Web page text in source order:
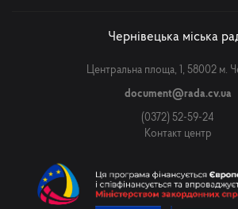
Чернівецька міська
Центральна площа, 1, 58002 м.
document@rada.cv.ua
(0372) 52-59-24
Контакт центр